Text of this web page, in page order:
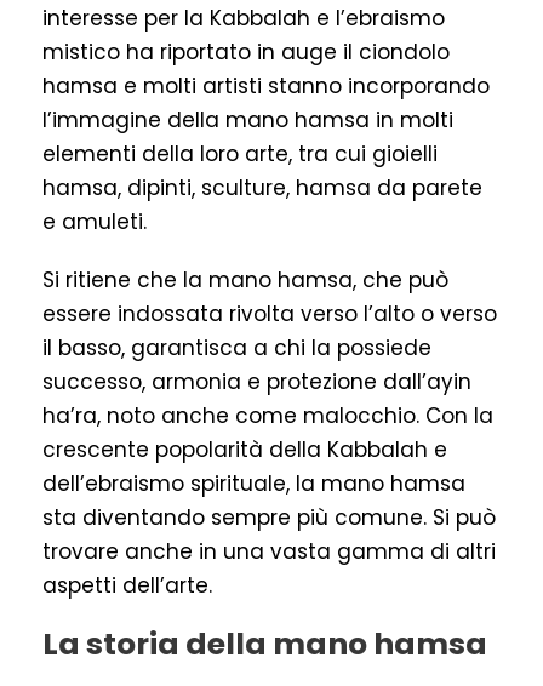
interesse per la Kabbalah e l’ebraismo
mistico ha riportato in auge il ciondolo
hamsa e molti artisti stanno incorporando
l’immagine della mano hamsa in molti
elementi della loro arte, tra cui gioielli
hamsa, dipinti, sculture, hamsa da parete
e amuleti.
Si ritiene che la mano hamsa, che può
essere indossata rivolta verso l’alto o verso
il basso, garantisca a chi la possiede
successo, armonia e protezione dall’ayin
ha’ra, noto anche come malocchio. Con la
crescente popolarità della Kabbalah e
dell’ebraismo spirituale, la mano hamsa
sta diventando sempre più comune. Si può
trovare anche in una vasta gamma di altri
aspetti dell’arte.
La storia della mano hamsa